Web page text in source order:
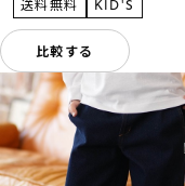
比較する